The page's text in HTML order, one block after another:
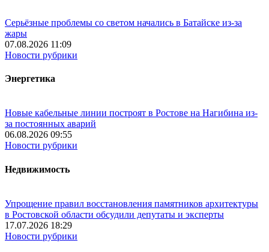
Серьёзные проблемы со светом начались в Батайске из-за
жары
07.08.2026 11:09
Новости рубрики
Энергетика
Новые кабельные линии построят в Ростове на Нагибина из-
за постоянных аварий
06.08.2026 09:55
Новости рубрики
Недвижимость
Упрощение правил восстановления памятников архитектуры
в Ростовской области обсудили депутаты и эксперты
17.07.2026 18:29
Новости рубрики